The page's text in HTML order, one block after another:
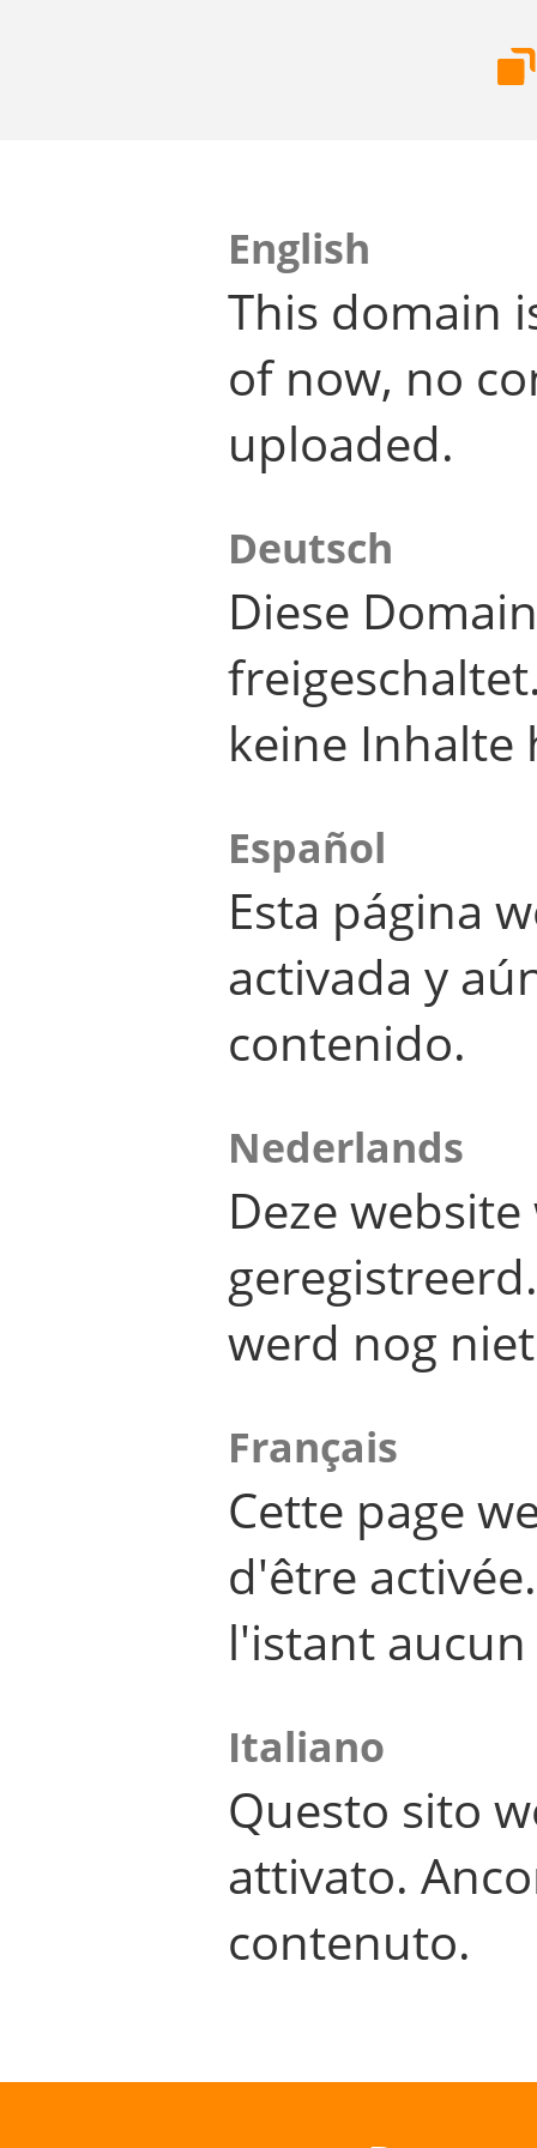
English
This domain
of now, no
uploaded.
Deutsch
Diese
keine Inhalte
Español
Esta página
activada y
contenido.
Nederlands
Deze
werd nog
Français
Cette page
d'être
l'istant
Italiano
Questo sito
attivato.
contenuto.